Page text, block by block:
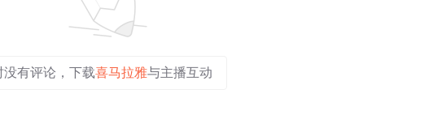
没有评论，下载喜马拉雅与主播互动